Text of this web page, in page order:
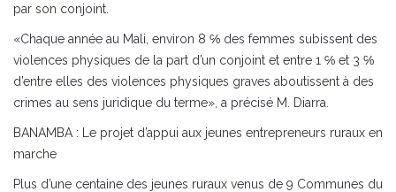
par son conjoint.
«Chaque année au Mali, environ 8 ℅ des femmes subissent des
violences physiques de la part d’un conjoint et entre 1 ℅ et 3 ℅
d’entre elles des violences physiques graves aboutissent à des
crimes au sens juridique du terme», a précisé M. Diarra.
BANAMBA : Le projet d’appui aux jeunes entrepreneurs ruraux en
marche
Plus d’une centaine des jeunes ruraux venus de 9 Communes du